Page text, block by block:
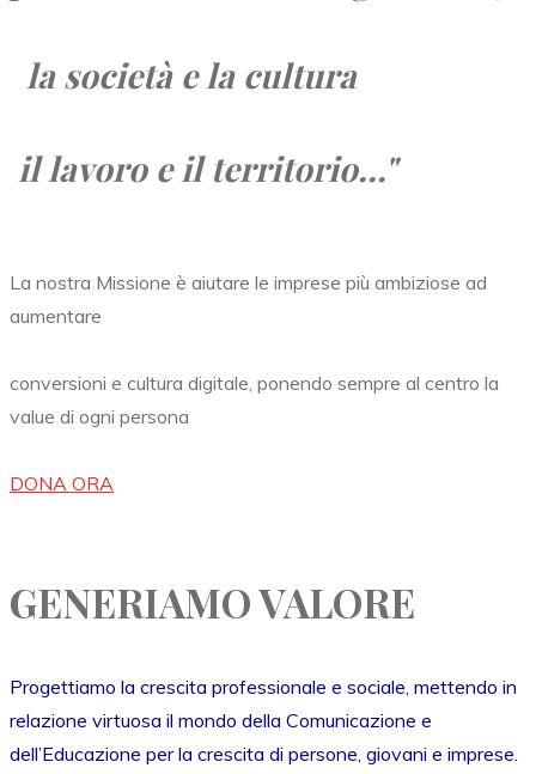
la società ela cultura
il lavoro eil territorio..."
La nostra Missione è aiutare le imprese più ambiziose ad
aumentare
conversioni e cultura digitale, ponendo sempre al centro la
value di ogni persona
DONA ORA
GENERIAMO VALORE
Progettiamo la crescita professionale e sociale, mettendo in
relazione virtuosa il mondo della Comunicazione e
dell’Educazione per la crescita di persone, giovani e imprese.